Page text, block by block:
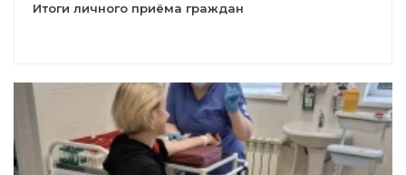
Итоги личного приёма граждан